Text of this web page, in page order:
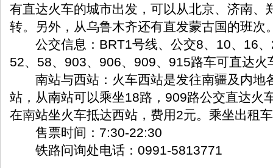
有直达火车的城市出发，可以从北京、济南、
转。另外，从乌鲁木齐还有直发蒙古国的班次
公交信息：BRT1号线、公交8、10、16、
52、58、903、906、909、915路车可直达火
南站与西站：火车西站是发往南疆及内地
站，从南站可以乘坐18路，909路公交直达火
在南站坐火车抵达西站，费用2元。乘坐出租
售票时间：7:30-22:30
铁路问询处电话：0991-5813771